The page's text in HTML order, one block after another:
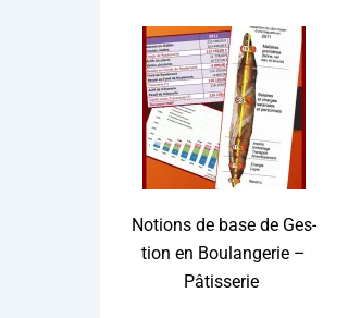
Notions de base de Ges­
tion en Bou­lan­ge­rie –
Pâtisserie